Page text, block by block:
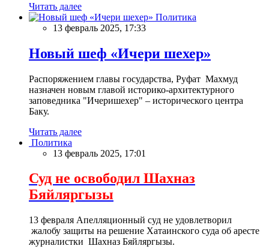
Читать далее
Политика
13 февраль 2025, 17:33
Новый шеф «Ичери шехер»
Распоряжением главы государства, Руфат Махмуд
назначен новым главой историко-архитектурного
заповедника "Ичеришехер" – исторического центра
Баку.
Читать далее
Политика
13 февраль 2025, 17:01
Суд не освободил Шахназ
Бяйляргызы
13 февраля Апелляционный суд не удовлетворил
жалобу защиты на решение Хатаинского суда об аресте
журналистки Шахназ Бяйляргызы.